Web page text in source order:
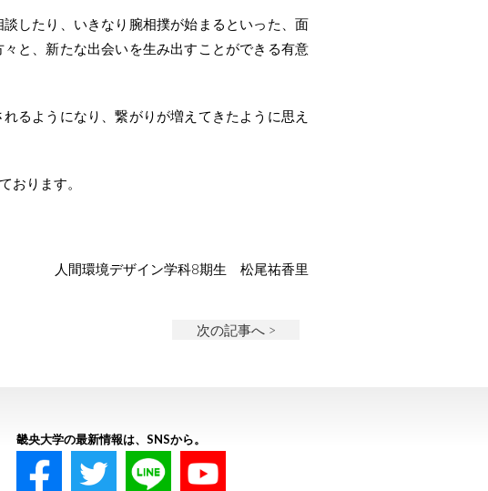
したり、いきなり腕相撲が始まるといった、面
と、新たな出会いを生み出すことができる有意
るようになり、繋がりが増えてきたように思え
おります。
人間環境デザイン学科8期生 松尾祐香里
次の記事へ >
畿央大学の最新情報は、SNSから。